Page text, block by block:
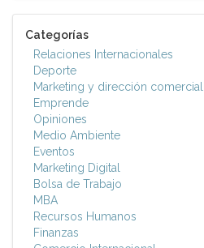
Categorías
Relaciones Internacionales
Deporte
Marketing y dirección comercial
Emprende
Opiniones
Medio Ambiente
Eventos
Marketing Digital
Bolsa de Trabajo
MBA
Recursos Humanos
Finanzas